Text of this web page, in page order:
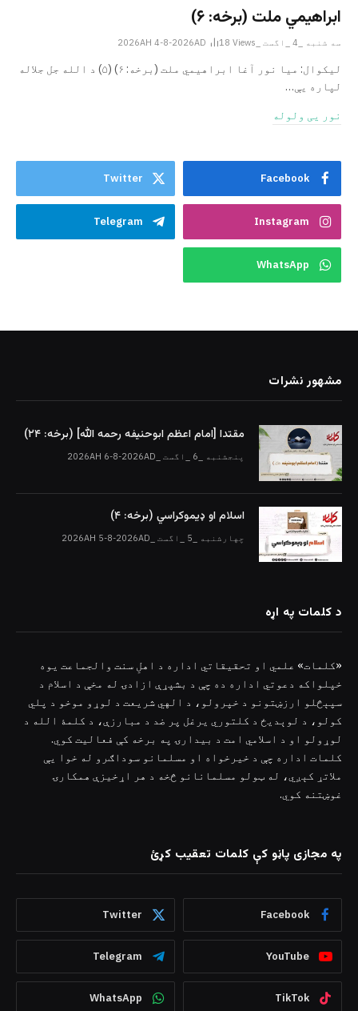
ابراهيمي ملت (برخه: ۶)
سه شنبه _4 _اگست _2026AH 4-8-2026AD 18 Views
ليکوال: میا نور آغا ابراهيمي ملت (برخه: ۶) (۵) د الله جل جلاله
لپاره یې…
نور یی ولوله
Facebook
Twitter
Instagram
Telegram
WhatsApp
مشهور نشرات
مقتدا [امام اعظم ابوحنیفه رحمه الله‎] (برخه: ۲۴)
پنجشنبه _6 _اگست _2026AH 6-8-2026AD
اسلام او ډیموکراسي (برخه: ۴)
چهارشنبه _5 _اگست _2026AH 5-8-2026AD
د کلمات په اړه
«کلمات» علمي او تحقیقاتي اداره د اهلِ سنت والجماعت یوه
خپلواکه دعوتي اداره ده چې د بشپړې ازادۍ له مخې د اسلام د
سپېڅلو ارزښتونو د خپرولو، د الهي شریعت د لوړو موخو د پلي
کولو، د لوېدیځ د کلتوري یرغل پر ضد د مبارزې، د کلمۀ الله د
لوړولو او د اسلامي امت د بیدارۍ په برخه کې فعالیت کوي.
کلمات اداره چې د خیرخواه او مسلمانو سوداګرو له خوا یې
ملاتړ کېږي، له ټولو مسلمانانو څخه د هر اړخیزې همکارۍ
غوښتنه کوي.
په مجازی پاڼو کې کلمات تعقیب کړئ
Facebook
Twitter
YouTube
Telegram
TikTok
WhatsApp